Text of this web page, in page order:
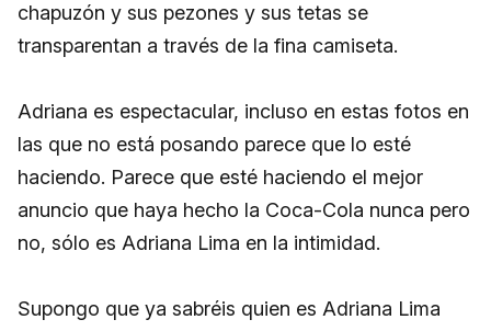
chapuzón y sus pezones y sus tetas se
transparentan a través de la fina camiseta.
Adriana es espectacular, incluso en estas fotos en
las que no está posando parece que lo esté
haciendo. Parece que esté haciendo el mejor
anuncio que haya hecho la Coca-Cola nunca pero
no, sólo es Adriana Lima en la intimidad.
Supongo que ya sabréis quien es Adriana Lima